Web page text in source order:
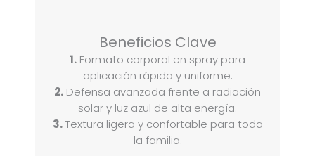
Beneficios Clave
1. Formato corporal en spray para
aplicación rápida y uniforme.
2. Defensa avanzada frente a radiación
solar y luz azul de alta energía.
3.Textura ligera y confortable para toda
la familia.